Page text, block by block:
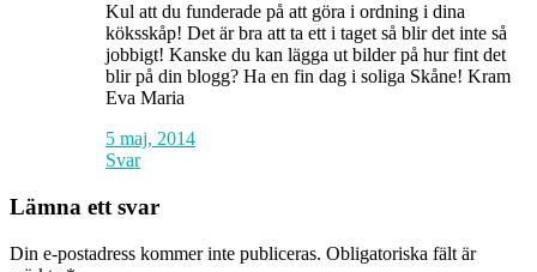
Kul att du funderade på att göra i ordning i dina
köksskåp! Det är bra att ta ett i taget så blir det inte så
jobbigt! Kanske du kan lägga ut bilder på hur fint det
blir på din blogg? Ha en fin dag i soliga Skåne! Kram
Eva Maria
5 maj, 2014
Svar
Lämna ett svar
Din e-postadress kommer inte publiceras. Obligatoriska fält är